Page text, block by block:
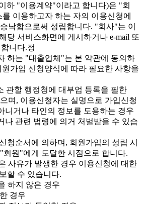
하 "이용계약"이라고 합니다)은 "회
이용하고자 하는 자의 이용신청에
낙함으로써 성립합니다. "회사"는 이
당 서비스화면에 게시하거나 e-mail 또
니다.정
하는 "대출업체"는 본 약관에 동의하
가입 신청양식에 따라 필요한 사항을
관할 행정청에 대부업 등록을 필한
며, 이용신청자는 실명으로 가입신청
니거나 타인의 정보를 도용하는 경우
나 관련 법령에 의거 처벌받을 수 있습
청순서에 의하며, 회원가입의 성립 시
원"에게 도달한 시점으로 합니다.
사유가 발생한 경우 이용신청에 대한
할 수 있습니다.
하지 않은 경우
경우